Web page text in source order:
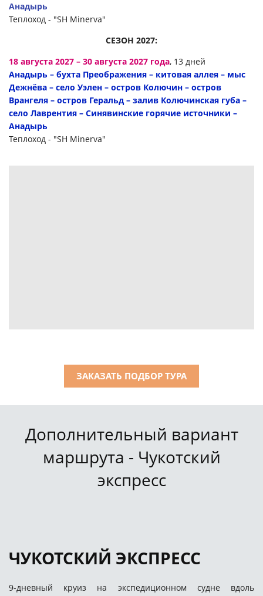
Анадырь
Теплоход - "SH Minerva"
СЕЗОН 2027:
18 августа 2027 – 30 августа 2027 года, 13 дней
Анадырь – бухта Преображения – китовая аллея – мыс
Дежнёва – село Уэлен – остров Колючин – остров
Врангеля – остров Геральд – залив Колючинская губа –
село Лаврентия – Синявинские горячие источники –
Анадырь
Теплоход - "SH Minerva"
ЗАКАЗАТЬ ПОДБОР ТУРА
Дополнительный вариант
маршрута - Чукотский
экспресс
ЧУКОТСКИЙ ЭКСПРЕСС
9-дневный круиз на экспедиционном судне вдоль